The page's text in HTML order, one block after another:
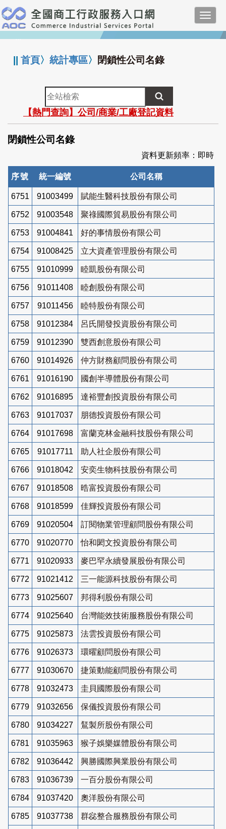
跳
到
主
要
:::
||首頁〉統計專區〉 閉鎖性公司名錄
全
站
檢
索
【熱門查詢】公司/商業/工廠登記資料
閉鎖性公司名錄
資料更新頻率：即時
序號 統一編號 公司名稱
6751 91003499 賦能生醫科技股份有限公司
6752 91003548 聚祿國際貿易股份有限公司
6753 91004841 好的事情股份有限公司
6754 91008425 立大資產管理股份有限公司
6755 91010999 睦凱股份有限公司
6756 91011408 睦創股份有限公司
6757 91011456 睦特股份有限公司
6758 91012384 呂氏開發投資股份有限公司
6759 91012390 雙西創意股份有限公司
6760 91014926 仲方財務顧問股份有限公司
6761 91016190 國創半導體股份有限公司
6762 91016895 達裕豐創投資股份有限公司
6763 91017037 朋德投資股份有限公司
6764 91017698 富蘭克林金融科技股份有限公司
6765 91017711 助人社企股份有限公司
6766 91018042 安奕生物科技股份有限公司
6767 91018508 晧富投資股份有限公司
6768 91018599 佳輝投資股份有限公司
6769 91020504 訂閱物業管理顧問股份有限公司
6770 91020770 怡和閎文投資股份有限公司
6771 91020933 麥巴罕永續發展股份有限公司
6772 91021412 三一能源科技股份有限公司
6773 91025607 邦得利股份有限公司
6774 91025640 台灣能效技術服務股份有限公司
6775 91025873 法雲投資股份有限公司
6776 91026373 環曜顧問股份有限公司
6777 91030670 捷策動能顧問股份有限公司
6778 91032473 圭貝國際股份有限公司
6779 91032656 保儀投資股份有限公司
6780 91034227 鵟製所股份有限公司
6781 91035963 猴子娛樂媒體股份有限公司
6782 91036442 興勝國際興業股份有限公司
6783 91036739 一百分股份有限公司
6784 91037420 奧洋股份有限公司
6785 91037738 群惢整合服務股份有限公司